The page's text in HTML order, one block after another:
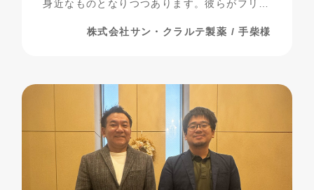
身近なものとなりつつあります。彼らがフリー
過程には、多くの挑戦と努力が詰まっていま
株式会社サン・クラルテ製薬 / 手柴様